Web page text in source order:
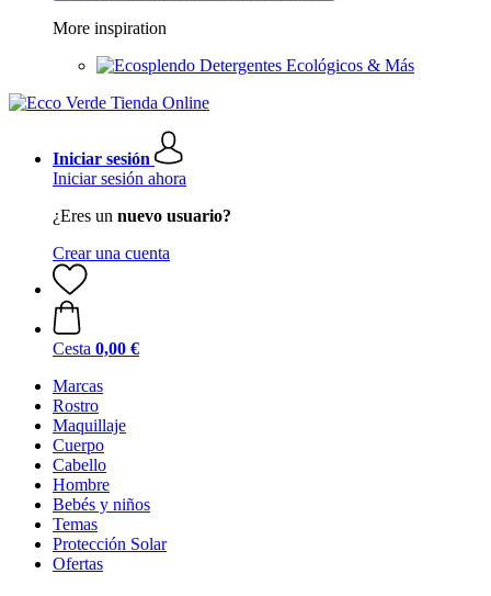
More inspiration
Detergentes Ecológicos & Más
Iniciar sesión
Iniciar sesión ahora
¿Eres un nuevo usuario?
Crear una cuenta
Cesta 0,00 €
Marcas
Rostro
Maquillaje
Cuerpo
Cabello
Hombre
Bebés y niños
Temas
Protección Solar
Ofertas